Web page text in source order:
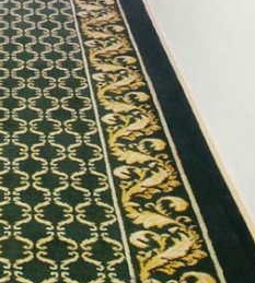
Дворец на Яузе